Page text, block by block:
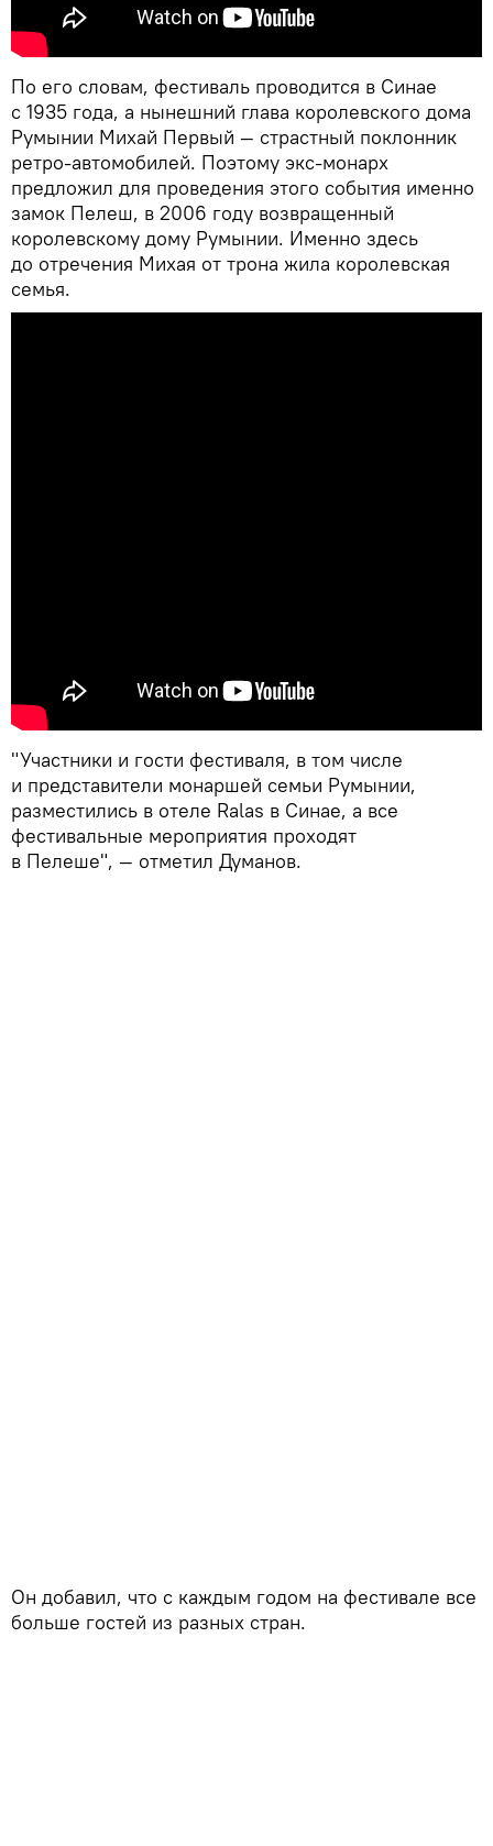
По его словам, фестиваль проводится в Синае
с 1935 года, а нынешний глава королевского дома
Румынии Михай Первый — страстный поклонник
ретро-автомобилей. Поэтому экс-монарх
предложил для проведения этого события именно
замок Пелеш, в 2006 году возвращенный
королевскому дому Румынии. Именно здесь
до отречения Михая от трона жила королевская
семья.
"Участники и гости фестиваля, в том числе
и представители монаршей семьи Румынии,
разместились в отеле Ralas в Синае, а все
фестивальные мероприятия проходят
в Пелеше", — отметил Думанов.
Он добавил, что с каждым годом на фестивале все
больше гостей из разных стран.